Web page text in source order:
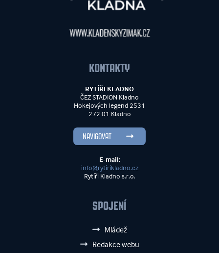
KONTAKTY
RYTÍŘI KLADNO
ČEZ STADION Kladno
Hokejových legend 2531
272 01 Kladno
NAVIGOVAT
E-mail:
info@rytirikladno.cz
Rytíři Kladno s.r.o.
SPOJENÍ
Mládež
Redakce webu